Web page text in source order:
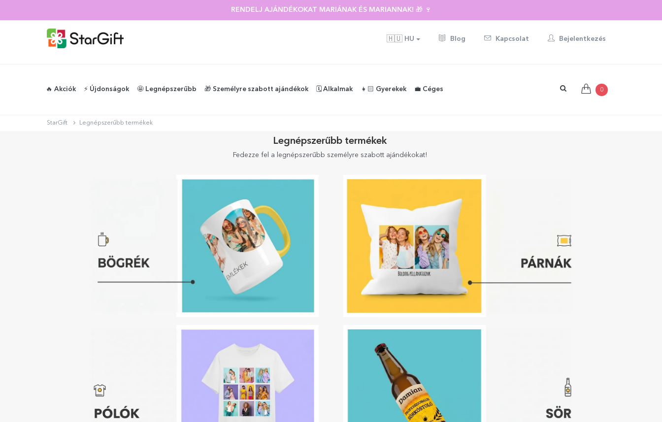
RENDELJ AJÁNDÉKOKAT MARIÁNAK ÉS MARIANNAK! 🎁 🍷
🇭🇺 HU Blog Kapcsolat Bejelentkezés
🔥 Akciók ⚡️ Újdonságok 🤩 Legnépszerűbb 🎁 Személyre szabott ajándékok 🗓️ Alkalmak 👧🏻 Gyerekek 💼 Céges 0
StarGift Legnépszerűbb termékek
Legnépszerűbb termékek
Fedezze fel a legnépszerűbb személyre szabott ajándékokat!